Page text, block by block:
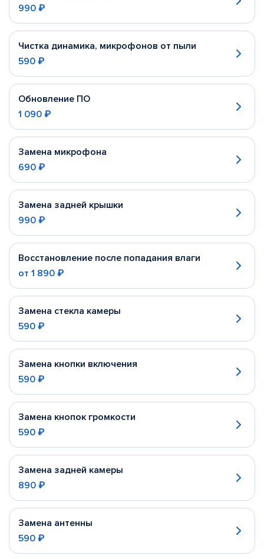
990 ₽
Чистка динамика, микрофонов от пыли
590 ₽
Обновление ПО
1 090 ₽
Замена микрофона
690 ₽
Замена задней крышки
990 ₽
Восстановление после попадания влаги
от 1 890 ₽
Замена стекла камеры
590 ₽
Замена кнопки включения
590 ₽
Замена кнопок громкости
590 ₽
Замена задней камеры
890 ₽
Замена антенны
590 ₽